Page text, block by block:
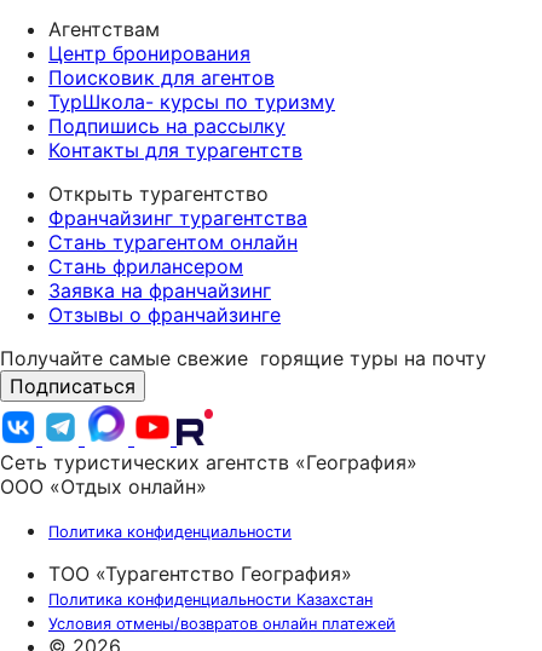
Агентствам
Центр бронирования
Поисковик для агентов
ТурШкола- курсы по туризму
Подпишись на рассылку
Контакты для турагентств
Открыть турагентство
Франчайзинг турагентства
Стань турагентом онлайн
Стань фрилансером
Заявка на франчайзинг
Отзывы о франчайзинге
Получайте самые свежие горящие туры на почту
Подписаться
Сеть туристических агентств «География»
ООО «Отдых онлайн»
Политика конфиденциальности
ТОО «Турагентство География»
Политика конфиденциальности Казахстан
Условия отмены/возвратов онлайн платежей